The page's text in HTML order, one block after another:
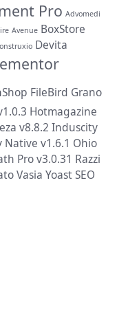
Pro Advomedi
Avenue BoxStore
Devita
FileBird Grano
Hotmagazine
v8.8.2 Induscity
Native v1.6.1 Ohio
Pro v3.0.31 Razzi
Vasia Yoast SEO